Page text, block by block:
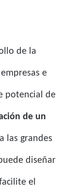
de la
e
potencial de
de un
las grandes
diseñar
el